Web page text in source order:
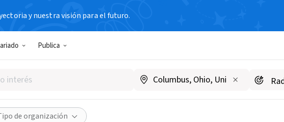
y nuestra visión para el futuro.
Publica
de organización
Senior Services
Compartir